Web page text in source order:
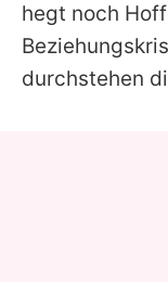
hegt noch
durchstehen